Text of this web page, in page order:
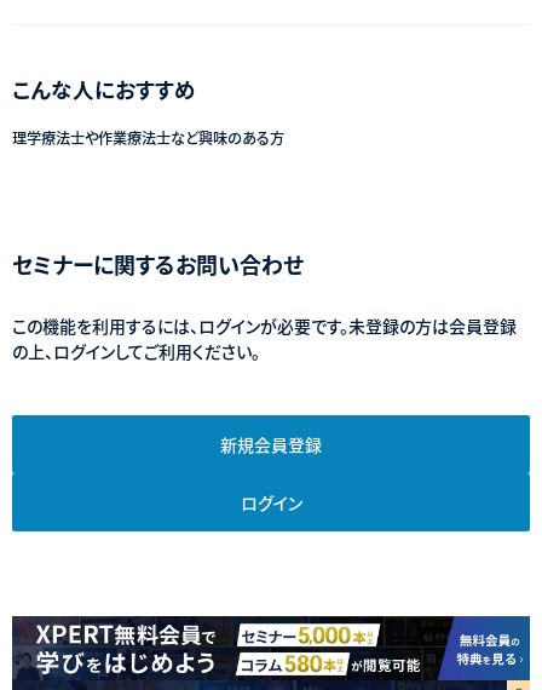
こんな人におすすめ
理学療法士や作業療法士など興味のある方
セミナーに関するお問い合わせ
この機能を利用するには、ログインが必要です。未登録の方は会員登録
の上、ログインしてご利用ください。
新規会員登録
ログイン